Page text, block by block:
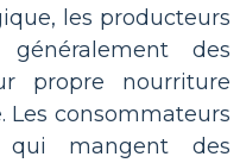
les producteurs
des
propre nourriture
Les consommateurs
qui mangent des